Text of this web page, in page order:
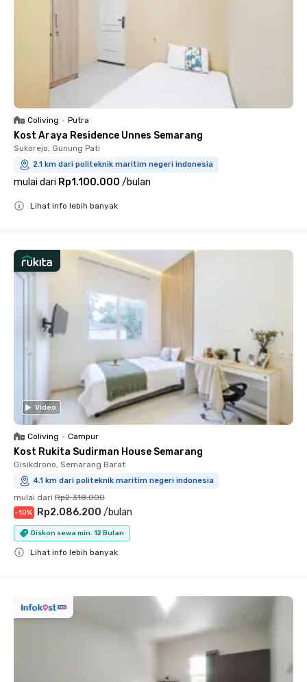
Coliving • Putra
Kost Araya Residence Unnes Semarang
Sukorejo, Gunung Pati
2.1 km dari politeknik maritim negeri indonesia
mulai dari Rp1.100.000 /bulan
Lihat info lebih banyak
Video
Coliving • Campur
Kost Rukita Sudirman House Semarang
Gisikdrono, Semarang Barat
4.1 km dari politeknik maritim negeri indonesia
mulai dari Rp2.318.000
-10% Rp2.086.200 /bulan
Diskon sewa min. 12 Bulan
Lihat info lebih banyak